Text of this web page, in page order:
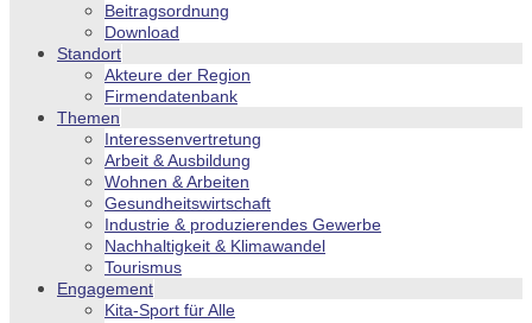
Beitragsordnung
Download
Standort
Akteure der Region
Firmendatenbank
Themen
Interessenvertretung
Arbeit & Ausbildung
Wohnen & Arbeiten
Gesundheitswirtschaft
Industrie & produzierendes Gewerbe
Nachhaltigkeit & Klimawandel
Tourismus
Engagement
Kita-Sport für Alle